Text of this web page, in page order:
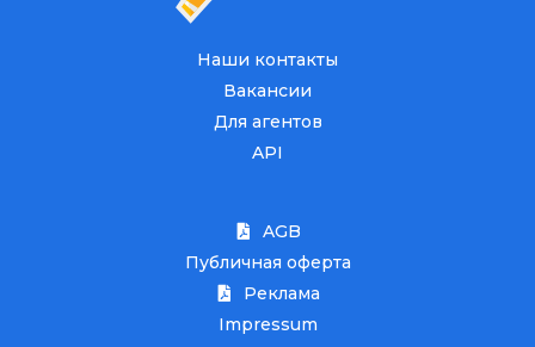
Наши контакты
Вакансии
Для агентов
API
AGB
Публичная оферта
Реклама
Impressum